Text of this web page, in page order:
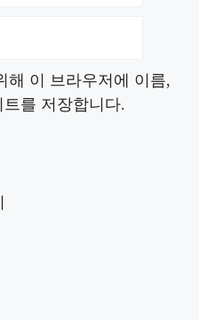
해 이 브라우저에 이름,
를 저장합니다.